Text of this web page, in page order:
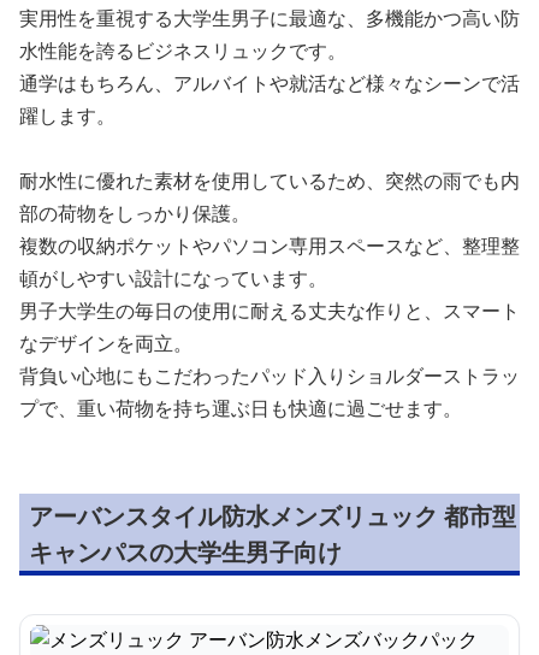
実用性を重視する大学生男子に最適な、多機能かつ高い防
水性能を誇るビジネスリュックです。
通学はもちろん、アルバイトや就活など様々なシーンで活
躍します。
耐水性に優れた素材を使用しているため、突然の雨でも内
部の荷物をしっかり保護。
複数の収納ポケットやパソコン専用スペースなど、整理整
頓がしやすい設計になっています。
男子大学生の毎日の使用に耐える丈夫な作りと、スマート
なデザインを両立。
背負い心地にもこだわったパッド入りショルダーストラッ
プで、重い荷物を持ち運ぶ日も快適に過ごせます。
アーバンスタイル防水メンズリュック 都市型
キャンパスの大学生男子向け